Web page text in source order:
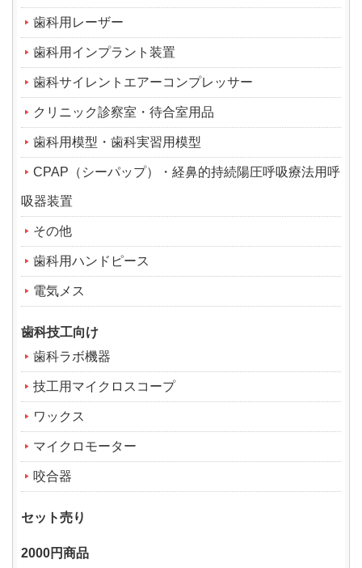
歯科用レーザー
歯科用インプラント装置
歯科サイレントエアーコンプレッサー
クリニック診察室・待合室用品
歯科用模型・歯科実習用模型
CPAP（シーパップ）・経鼻的持続陽圧呼吸療法用呼
吸器装置
その他
歯科用ハンドピース
電気メス
歯科技工向け
歯科ラボ機器
技工用マイクロスコープ
ワックス
マイクロモーター
咬合器
セット売り
2000円商品